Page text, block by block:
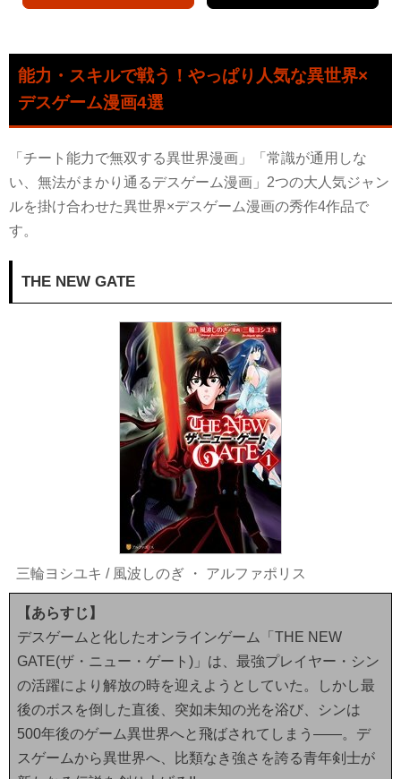
能力・スキルで戦う！やっぱり人気な異世界×
デスゲーム漫画4選
「チート能力で無双する異世界漫画」「常識が通用しな
い、無法がまかり通るデスゲーム漫画」2つの大人気ジャン
ルを掛け合わせた異世界×デスゲーム漫画の秀作4作品で
す。
THE NEW GATE
三輪ヨシユキ / 風波しのぎ ・ アルファポリス
【あらすじ】
デスゲームと化したオンラインゲーム「THE NEW
GATE(ザ・ニュー・ゲート)」は、最強プレイヤー・シン
の活躍により解放の時を迎えようとしていた。しかし最
後のボスを倒した直後、突如未知の光を浴び、シンは
500年後のゲーム異世界へと飛ばされてしまう――。デ
スゲームから異世界へ、比類なき強さを誇る青年剣士が